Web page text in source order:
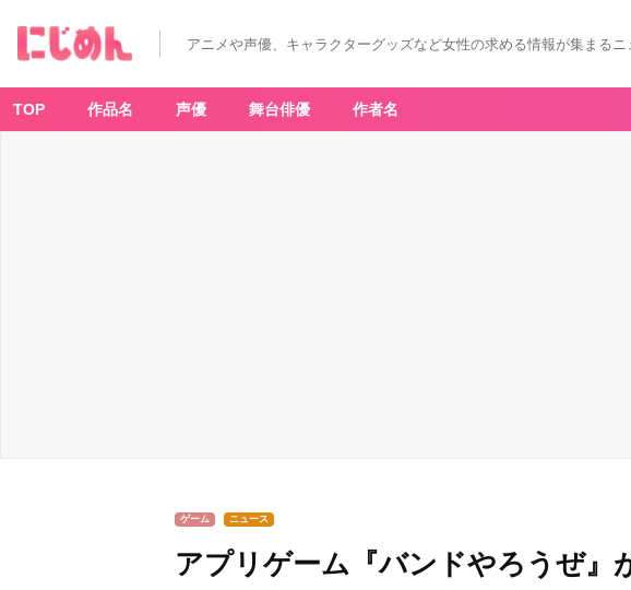
アニメや声優、キャラクターグッズなど女性の求める情報が集まるニ
TOP 作品名 声優 舞台俳優 作者名
ゲーム ニュース
アプリゲーム『バンドやろうぜ』